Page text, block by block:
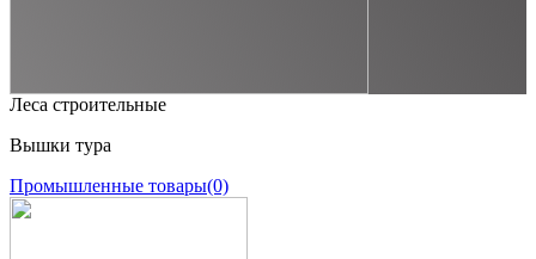
Леса строительные
Вышки тура
Промышленные товары(0)